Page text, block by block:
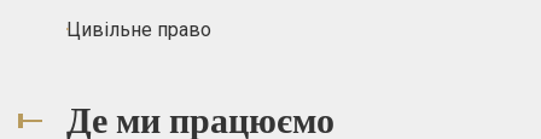
Цивільне право
Де ми працюємо